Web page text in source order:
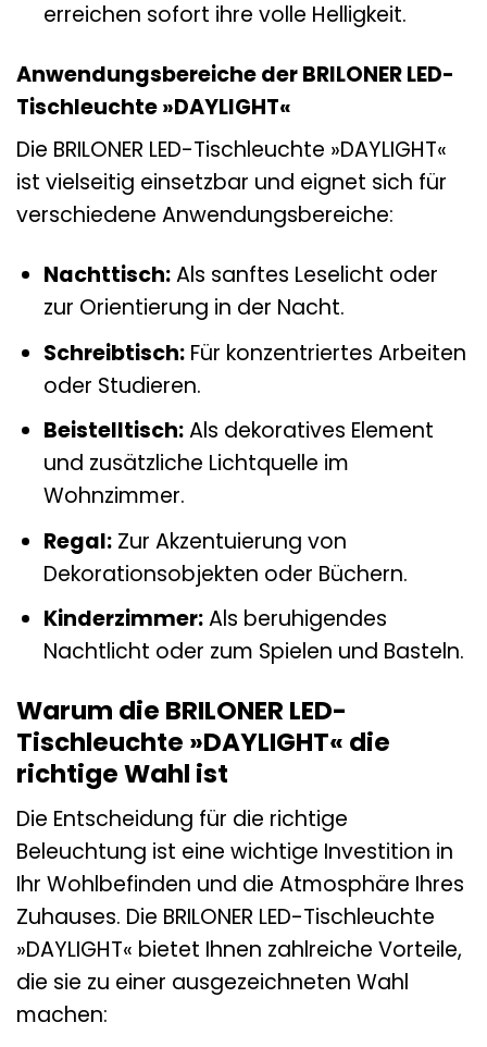
erreichen sofort ihre volle Helligkeit.
Anwendungsbereiche der BRILONER LED-
Tischleuchte »DAYLIGHT«
Die BRILONER LED-Tischleuchte »DAYLIGHT«
ist vielseitig einsetzbar und eignet sich für
verschiedene Anwendungsbereiche:
Nachttisch:Als sanftes Leselicht oder
zur Orientierung in der Nacht.
Schreibtisch:Für konzentriertes Arbeiten
oder Studieren.
Beistelltisch:Als dekoratives Element
und zusätzliche Lichtquelle im
Wohnzimmer.
Regal:Zur Akzentuierung von
Dekorationsobjekten oder Büchern.
Kinderzimmer:Als beruhigendes
Nachtlicht oder zum Spielen und Basteln.
Warum die BRILONER LED-
Tischleuchte »DAYLIGHT« die
richtige Wahl ist
Die Entscheidung für die richtige
Beleuchtung ist eine wichtige Investition in
Ihr Wohlbefinden und die Atmosphäre Ihres
Zuhauses. Die BRILONER LED-Tischleuchte
»DAYLIGHT« bietet Ihnen zahlreiche Vorteile,
die sie zu einer ausgezeichneten Wahl
machen: